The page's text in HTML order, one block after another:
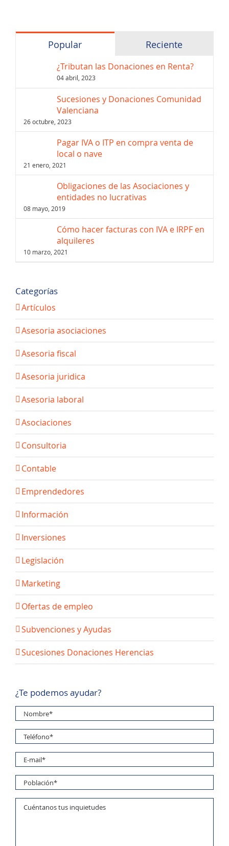
Popular Reciente
¿Tributan las Donaciones en Renta?
04 abril, 2023
Sucesiones y Donaciones Comunidad
Valenciana
26 octubre, 2023
Pagar IVA o ITP en compra venta de
local o nave
21 enero, 2021
Obligaciones de las Asociaciones y
entidades no lucrativas
08 mayo, 2019
Cómo hacer facturas con IVA e IRPF en
alquileres
10 marzo, 2021
Categorías
Artículos
Asesoria asociaciones
Asesoria fiscal
Asesoria juridica
Asesoria laboral
Asociaciones
Consultoria
Contable
Emprendedores
Información
Inversiones
Legislación
Marketing
Ofertas de empleo
Subvenciones y Ayudas
Sucesiones Donaciones Herencias
¿Te podemos ayudar?